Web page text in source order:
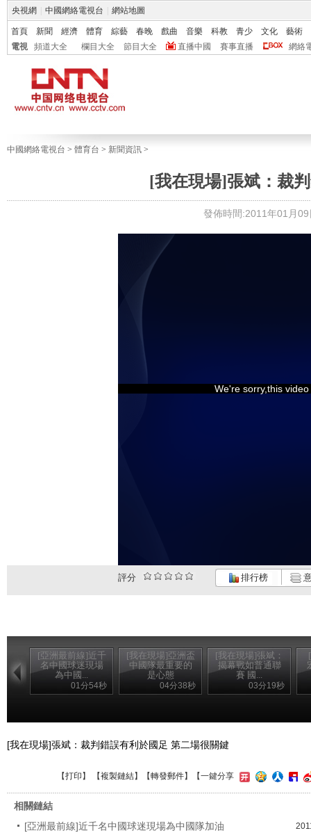
央視網 中國網絡電視台 網站地圖
首頁 新聞 經濟 體育 綜藝 春晚 戲曲 音樂 科教 青少 文化
藝術
電視
頻道大全 欄目大全 節目大全 直播中國 賽事直播 網絡
中國網絡電視台 > 體育台 > 新聞資訊 >
[我在現場]張斌：裁
發佈時間:2011年01月
We're sorry,this
評分 排行榜
[亞洲最前線]近千
名中國球迷現場
為中國...
01分54秒
[我在現場]亞洲盃
中國隊最重要的
是心態
04分38秒
[我在現場]張斌：
揭幕戰如普通聯
賽 國...
03分19秒
[我在現場]張斌：裁判錯誤有利於國足 第二場很關鍵
【打印 】 【複製鏈結】【轉發郵件】 【一鍵分享
相關鏈結
[亞洲最前線]近千名中國球迷現場為中國隊加油